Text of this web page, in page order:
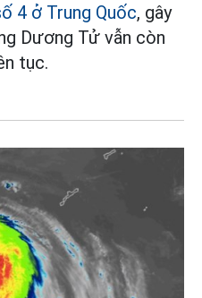
4 ở Trung Quốc, gây
Dương Tử vẫn còn
tục.